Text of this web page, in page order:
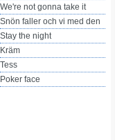
We're not gonna take it
Snön faller och vi med den
Stay the night
Kräm
Tess
Poker face